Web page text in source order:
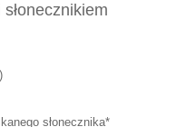
słonecznika*